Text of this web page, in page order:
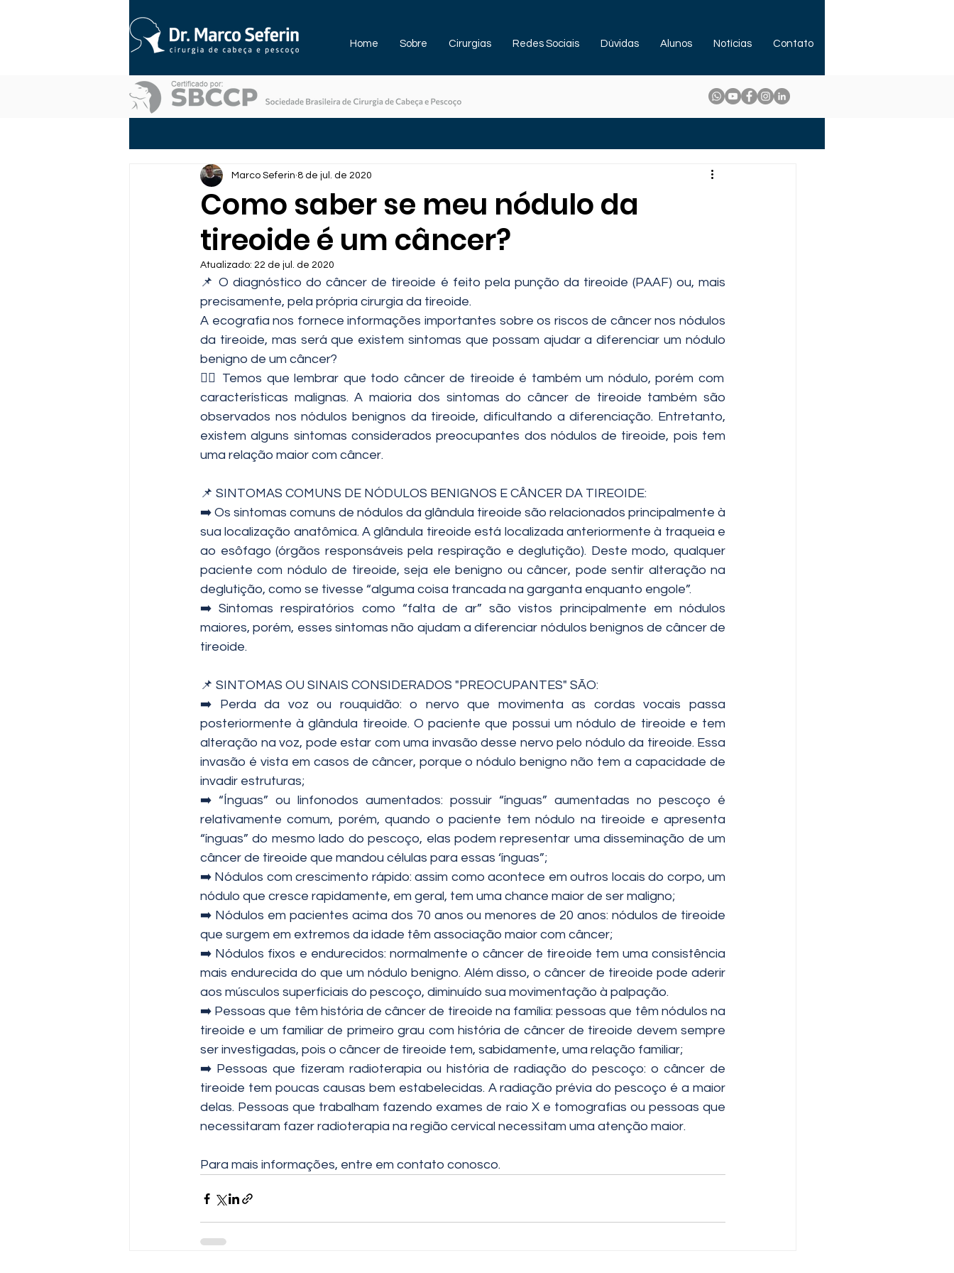
Home Sobre Cirurgias Redes Sociais Dúvidas Alunos Notícias Contato
Como saber se meu nódulo da
tireoide é um câncer?
Marco Seferin 8 de jul. de 2020
Atualizado: 22 de jul. de 2020
📌 O diagnóstico do câncer de tireoide é feito pela punção da tireoide (PAAF) ou, mais
precisamente, pela própria cirurgia da tireoide.
A ecografia nos fornece informações importantes sobre os riscos de câncer nos nódulos
da tireoide, mas será que existem sintomas que possam ajudar a diferenciar um nódulo
benigno de um câncer?
👉🏻 Temos que lembrar que todo câncer de tireoide é também um nódulo, porém com
características malignas. A maioria dos sintomas do câncer de tireoide também são
observados nos nódulos benignos da tireoide, dificultando a diferenciação. Entretanto,
existem alguns sintomas considerados preocupantes dos nódulos de tireoide, pois tem
uma relação maior com câncer.
📌 SINTOMAS COMUNS DE NÓDULOS BENIGNOS E CÂNCER DA TIREOIDE:
➡️ Os sintomas comuns de nódulos da glândula tireoide são relacionados principalmente à
sua localização anatômica. A glândula tireoide está localizada anteriormente à traqueia e
ao esôfago (órgãos responsáveis pela respiração e deglutição). Deste modo, qualquer
paciente com nódulo de tireoide, seja ele benigno ou câncer, pode sentir alteração na
deglutição, como se tivesse “alguma coisa trancada na garganta enquanto engole”.
➡️ Sintomas respiratórios como “falta de ar” são vistos principalmente em nódulos
maiores, porém, esses sintomas não ajudam a diferenciar nódulos benignos de câncer de
tireoide.
📌 SINTOMAS OU SINAIS CONSIDERADOS "PREOCUPANTES" SÃO:
➡️ Perda da voz ou rouquidão: o nervo que movimenta as cordas vocais passa
posteriormente à glândula tireoide. O paciente que possui um nódulo de tireoide e tem
alteração na voz, pode estar com uma invasão desse nervo pelo nódulo da tireoide. Essa
invasão é vista em casos de câncer, porque o nódulo benigno não tem a capacidade de
invadir estruturas;
➡️ “Ínguas” ou linfonodos aumentados: possuir “ínguas” aumentadas no pescoço é
relativamente comum, porém, quando o paciente tem nódulo na tireoide e apresenta
“ínguas” do mesmo lado do pescoço, elas podem representar uma disseminação de um
câncer de tireoide que mandou células para essas ‘ínguas”;
➡️ Nódulos com crescimento rápido: assim como acontece em outros locais do corpo, um
nódulo que cresce rapidamente, em geral, tem uma chance maior de ser maligno;
➡️ Nódulos em pacientes acima dos 70 anos ou menores de 20 anos: nódulos de tireoide
que surgem em extremos da idade têm associação maior com câncer;
➡️ Nódulos fixos e endurecidos: normalmente o câncer de tireoide tem uma consistência
mais endurecida do que um nódulo benigno. Além disso, o câncer de tireoide pode aderir
aos músculos superficiais do pescoço, diminuído sua movimentação à palpação.
➡️ Pessoas que têm história de câncer de tireoide na família: pessoas que têm nódulos na
tireoide e um familiar de primeiro grau com história de câncer de tireoide devem sempre
ser investigadas, pois o câncer de tireoide tem, sabidamente, uma relação familiar;
➡️ Pessoas que fizeram radioterapia ou história de radiação do pescoço: o câncer de
tireoide tem poucas causas bem estabelecidas. A radiação prévia do pescoço é a maior
delas. Pessoas que trabalham fazendo exames de raio X e tomografias ou pessoas que
necessitaram fazer radioterapia na região cervical necessitam uma atenção maior.
Para mais informações, entre em contato conosco.